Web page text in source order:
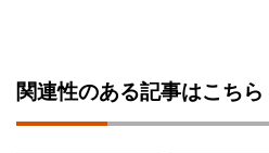
関連性のある記事はこちら